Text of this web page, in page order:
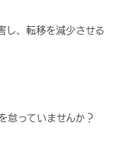
し、転移を減少させる
っていませんか？